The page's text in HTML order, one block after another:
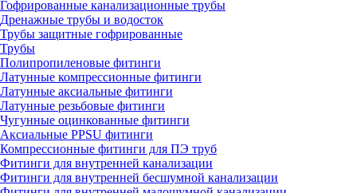
Гофрированные канализационные трубы
Дренажные трубы и водосток
Трубы защитные гофрированные
Трубы
Полипропиленовые фитинги
Латунные компрессионные фитинги
Латунные аксиальные фитинги
Латунные резьбовые фитинги
Чугунные оцинкованные фитинги
Аксиальные PPSU фитинги
Компрессионные фитинги для ПЭ труб
Фитинги для внутренней канализации
Фитинги для внутренней бесшумной канализации